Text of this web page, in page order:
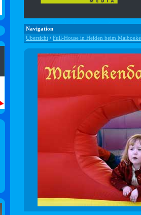
Navigation
Übersicht / Full-House in Heiden beim